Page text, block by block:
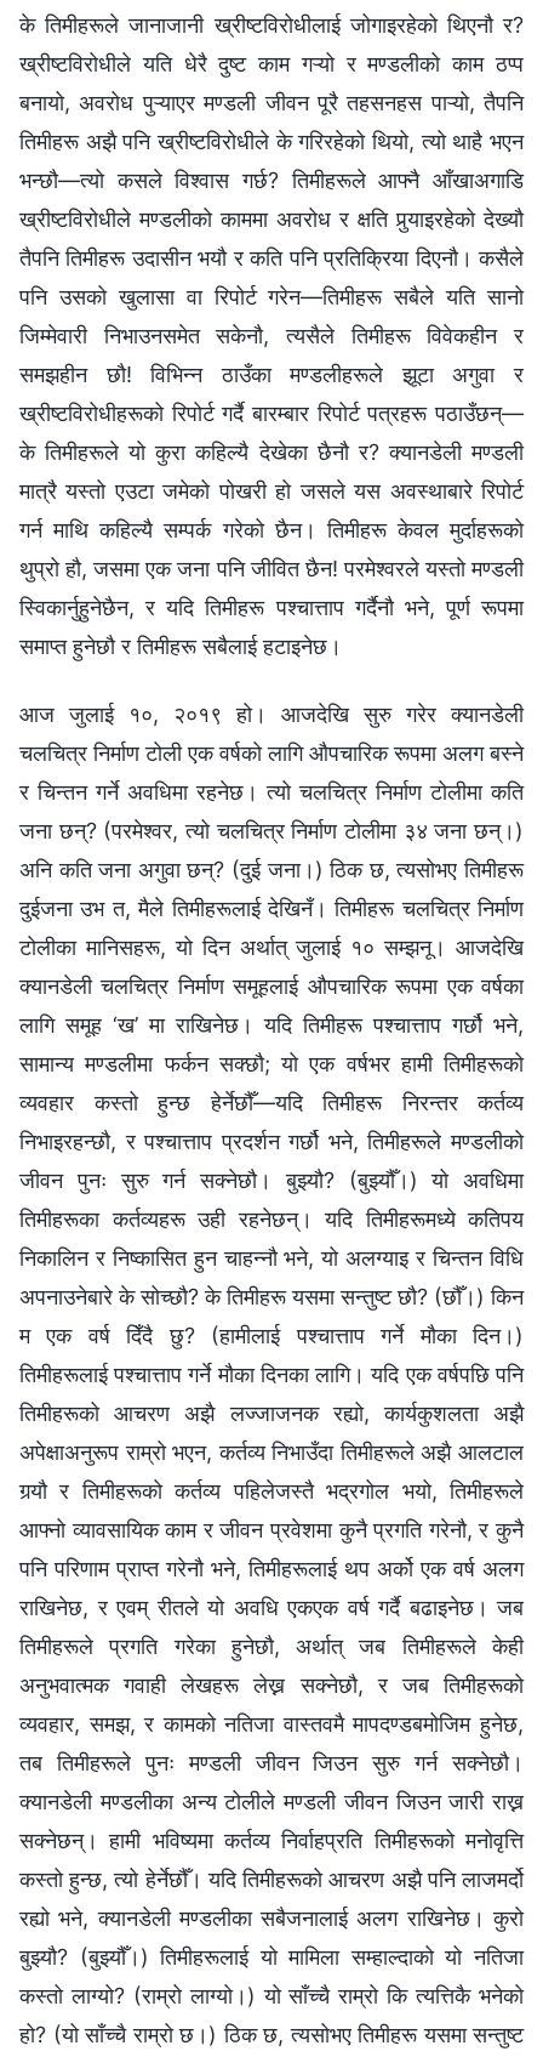
आज जुलाई १०, २०१९ हो। आजदेखि सुरु गरेर क्यानडेली
चलचित्र निर्माण टोली एक वर्षको लागि औपचारिक रूपमा अलग बस्ने
र चिन्तन गर्ने अवधिमा रहनेछ। त्यो चलचित्र निर्माण टोलीमा कति
जना छन्? (परमेश्‍वर, त्यो चलचित्र निर्माण टोलीमा ३४ जना छन्।)
अनि कति जना अगुवा छन्? (दुई जना।) ठिक छ, त्यसोभए तिमीहरू
दुईजना उभ त, मैले तिमीहरूलाई देखिनँ। तिमीहरू चलचित्र निर्माण
टोलीका मानिसहरू, यो दिन अर्थात् जुलाई १० सम्झनू। आजदेखि
क्यानडेली चलचित्र निर्माण समूहलाई औपचारिक रूपमा एक वर्षका
लागि समूह ‘ख’ मा राखिनेछ। यदि तिमीहरू पश्‍चात्ताप गर्छौ भने,
सामान्य मण्डलीमा फर्कन सक्छौ; यो एक वर्षभर हामी तिमीहरूको
व्यवहार कस्तो हुन्छ हेर्नेछौँ—यदि तिमीहरू निरन्तर कर्तव्य
निभाइरहन्छौ, र पश्‍चात्ताप प्रदर्शन गर्छौ भने, तिमीहरूले मण्डलीको
जीवन पुनः सुरु गर्न सक्‍नेछौ। बुझ्यौ? (बुझ्यौँ।) यो अवधिमा
तिमीहरूका कर्तव्यहरू उही रहनेछन्। यदि तिमीहरूमध्ये कतिपय
निकालिन र निष्कासित हुन चाहन्नौ भने, यो अलग्याइ र चिन्तन विधि
अपनाउनेबारे के सोच्छौ? के तिमीहरू यसमा सन्तुष्ट छौ? (छौँ।) किन
म एक वर्ष दिँदै छु? (हामीलाई पश्‍चात्ताप गर्ने मौका दिन।)
तिमीहरूलाई पश्‍चात्ताप गर्ने मौका दिनका लागि। यदि एक वर्षपछि पनि
तिमीहरूको आचरण अझै लज्जाजनक रह्यो, कार्यकुशलता अझै
अपेक्षाअनुरूप राम्रो भएन, कर्तव्य निभाउँदा तिमीहरूले अझै आलटाल
गर्‍यौ र तिमीहरूको कर्तव्य पहिलेजस्तै भद्रगोल भयो, तिमीहरूले
आफ्नो व्यावसायिक काम र जीवन प्रवेशमा कुनै प्रगति गरेनौ, र कुनै
पनि परिणाम प्राप्त गरेनौ भने, तिमीहरूलाई थप अर्को एक वर्ष अलग
राखिनेछ, र एवम् रीतले यो अवधि एकएक वर्ष गर्दै बढाइनेछ। जब
तिमीहरूले प्रगति गरेका हुनेछौ, अर्थात् जब तिमीहरूले केही
अनुभवात्मक गवाही लेखहरू लेख्न सक्‍नेछौ, र जब तिमीहरूको
व्यवहार, समझ, र कामको नतिजा वास्तवमै मापदण्डबमोजिम हुनेछ,
तब तिमीहरूले पुनः मण्डली जीवन जिउन सुरु गर्न सक्‍नेछौ।
क्यानडेली मण्डलीका अन्य टोलीले मण्डली जीवन जिउन जारी राख्न
सक्‍नेछन्। हामी भविष्यमा कर्तव्य निर्वाहप्रति तिमीहरूको मनोवृत्ति
कस्तो हुन्छ, त्यो हेर्नेछौँ। यदि तिमीहरूको आचरण अझै पनि लाजमर्दो
रह्यो भने, क्यानडेली मण्डलीका सबैजनालाई अलग राखिनेछ। कुरो
बुझ्यौ? (बुझ्यौँ।) तिमीहरूलाई यो मामिला सम्हाल्दाको यो नतिजा
कस्तो लाग्यो? (राम्रो लाग्यो।) यो साँच्चै राम्रो कि त्यत्तिकै भनेको
हो? (यो साँच्चै राम्रो छ।) ठिक छ, त्यसोभए तिमीहरू यसमा सन्तुष्ट